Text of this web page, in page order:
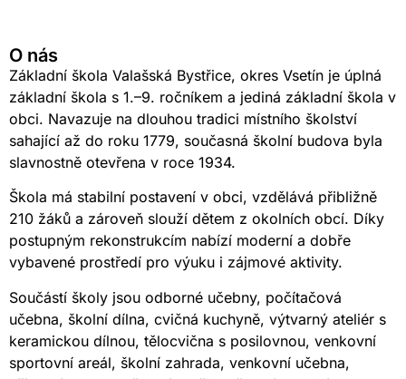
O nás
Základní škola Valašská Bystřice, okres Vsetín je úplná
základní škola s 1.–9. ročníkem a jediná základní škola v
obci. Navazuje na dlouhou tradici místního školství
sahající až do roku 1779, současná školní budova byla
slavnostně otevřena v roce 1934.
Škola má stabilní postavení v obci, vzdělává přibližně
210 žáků a zároveň slouží dětem z okolních obcí. Díky
postupným rekonstrukcím nabízí moderní a dobře
vybavené prostředí pro výuku i zájmové aktivity.
Součástí školy jsou odborné učebny, počítačová
učebna, školní dílna, cvičná kuchyně, výtvarný ateliér s
keramickou dílnou, tělocvična s posilovnou, venkovní
sportovní areál, školní zahrada, venkovní učebna,